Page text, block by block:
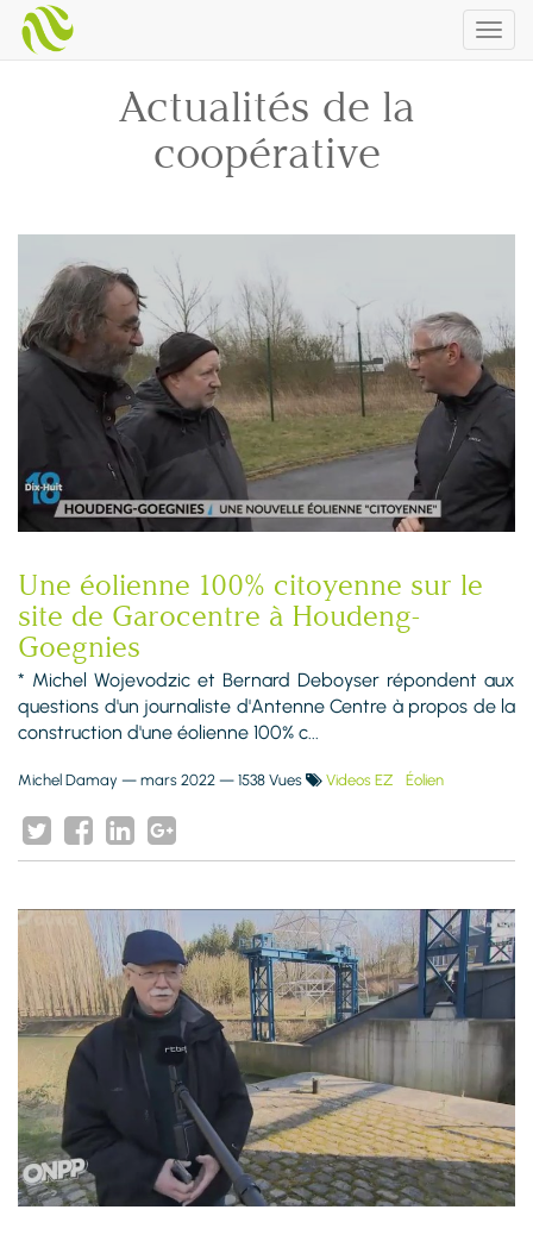
Actualités de la
coopérative
Une éolienne 100% citoyenne sur le
site de Garocentre à Houdeng-
Goegnies
* Michel Wojevodzic et Bernard Deboyser répondent aux
questions d'un journaliste d'Antenne Centre à propos de la
construction d'une éolienne 100% c...
Michel Damay — mars 2022 — 1538 Vues Videos EZ Éolien